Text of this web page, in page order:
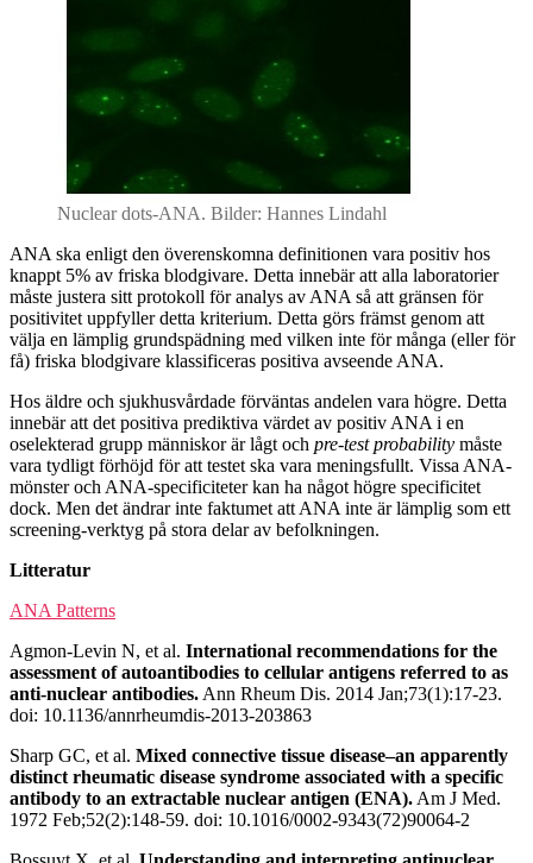
Nuclear dots-ANA. Bilder: Hannes Lindahl
ANA ska enligt den överenskomna definitionen vara positiv hos
knappt 5% av friska blodgivare. Detta innebär att alla laboratorier
måste justera sitt protokoll för analys av ANA så att gränsen för
positivitet uppfyller detta kriterium. Detta görs främst genom att
välja en lämplig grundspädning med vilken inte för många (eller för
få) friska blodgivare klassificeras positiva avseende ANA.
Hos äldre och sjukhusvårdade förväntas andelen vara högre. Detta
innebär att det positiva prediktiva värdet av positiv ANA i en
oselekterad grupp människor är lågt och pre-test probability måste
vara tydligt förhöjd för att testet ska vara meningsfullt. Vissa ANA-
mönster och ANA-specificiteter kan ha något högre specificitet
dock. Men det ändrar inte faktumet att ANA inte är lämplig som ett
screening-verktyg på stora delar av befolkningen.
Litteratur
ANA Patterns
Agmon-Levin N, et al. International recommendations for the
assessment of autoantibodies to cellular antigens referred to as
anti-nuclear antibodies. Ann Rheum Dis. 2014 Jan;73(1):17-23.
doi: 10.1136/annrheumdis-2013-203863
Sharp GC, et al. Mixed connective tissue disease–an apparently
distinct rheumatic disease syndrome associated with a specific
antibody to an extractable nuclear antigen (ENA). Am J Med.
1972 Feb;52(2):148-59. doi: 10.1016/0002-9343(72)90064-2